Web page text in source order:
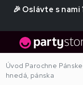
🎉 Oslávte s
Úvod Parochne Pánske
hnedá, pánska